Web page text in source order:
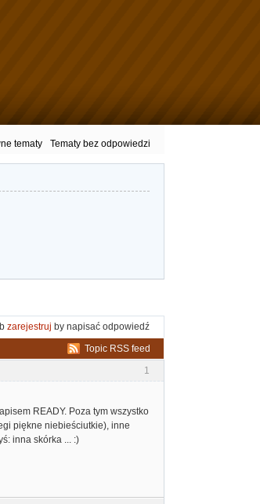
tematy Tematy bez odpowiedzi
zarejestruj by napisać odpowiedź
Topic RSS feed
1
READY. Poza tym wszystko
piękne niebieściutkie), inne
inna skórka ... :)